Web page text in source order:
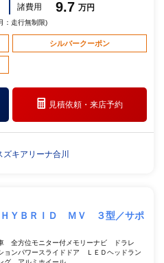
諸費用 9.7 万円
：走行無制限)
シルバークーポン
見積依頼・来店予約
キアリーナ合川
ＹＢＲＩＤ ＭＶ ３型／サポ
全方位モニター付メモリーナビ ドラレ
ンパワースライドドア ＬＥＤヘッドラン